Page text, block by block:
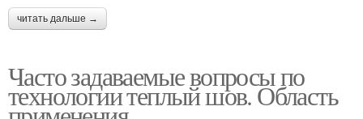
читать дальше →
Часто задаваемые вопросы по
технологии теплый шов. Область